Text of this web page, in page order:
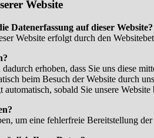
Website
Datenerfassung auf dieser Website?
Website erfolgt durch den
erhoben, dass Sie uns diese
beim Besuch der Website durch
sobald Sie unsere Website
um eine fehlerfreie Bereitstellung